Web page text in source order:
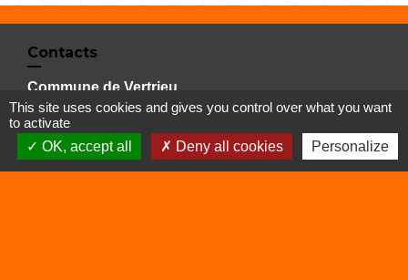
Contacts
Commune de Vertrieu
1 place de la Mairie
38390 Vertrieu - FRANCE
+33 4 74 90 61 68
This site uses cookies and gives you control over what you want
to activate
OK, accept all
Deny all cookies Personalize